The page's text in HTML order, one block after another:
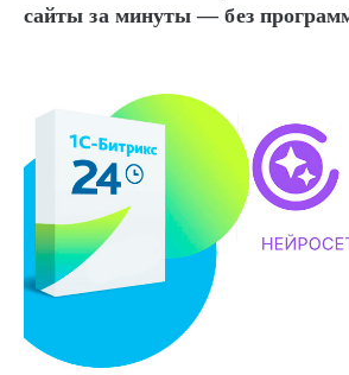
сайты за минуты — без